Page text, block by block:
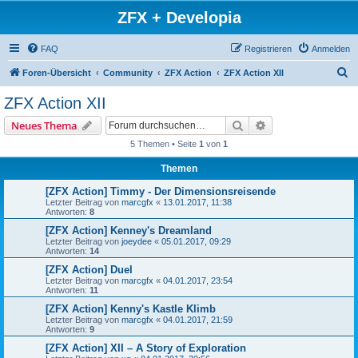
ZFX + Developia
FAQ Anmelden
Registrieren
Foren-Übersicht Community ZFX Action ZFX Action XII
ZFX Action XII
Neues Thema Suche
5 Themen • Seite 1 von 1
Themen
[ZFX Action] Timmy - Der Dimensionsreisende
Letzter Beitrag von marcgfx « 13.01.2017, 11:38
Antworten: 8
[ZFX Action] Kenney's Dreamland
Letzter Beitrag von joeydee « 05.01.2017, 09:29
Antworten: 14
[ZFX Action] Duel
Letzter Beitrag von marcgfx « 04.01.2017, 23:54
Antworten: 11
[ZFX Action] Kenny's Kastle Klimb
Letzter Beitrag von marcgfx « 04.01.2017, 21:59
Antworten: 9
[ZFX Action] XII – A Story of Exploration